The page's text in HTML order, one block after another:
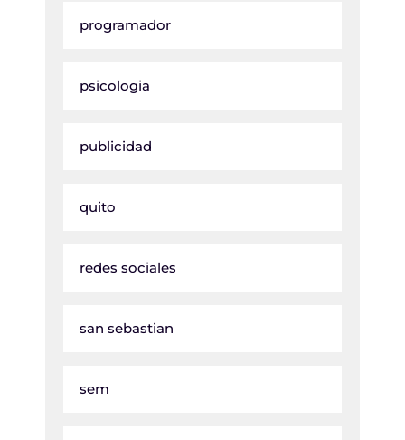
programador
psicologia
publicidad
quito
redes sociales
san sebastian
sem